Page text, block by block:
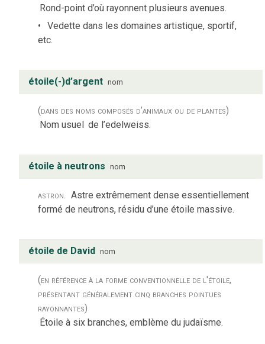
Rond-point d’où rayonnent plusieurs avenues.
Vedette dans les domaines artistique, sportif,
etc.
étoile(-)d’argent nom
(dans des noms composés d’animaux ou de plantes)
Nom usuel de l’edelweiss.
étoile à neutrons nom
astron. Astre extrêmement dense essentiellement
formé de neutrons, résidu d’une étoile massive.
étoile de David nom
(en référence à la forme conventionnelle de l'étoile,
présentant généralement cinq branches pointues
rayonnantes)
Étoile à six branches, emblème du judaïsme.